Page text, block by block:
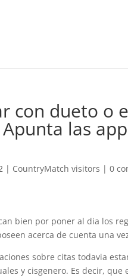
con dueto o
las
| CountryMatch visitors |0
bien por poner al dia los
acerca de cuenta una
sobre citas todavia
y cisgenero. Es decir,